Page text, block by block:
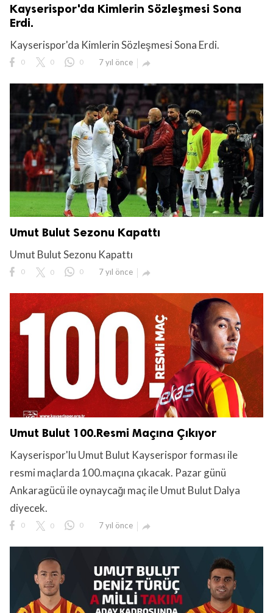
Kayserispor'da Kimlerin Sözleşmesi Sona
Erdi.
Kayserispor'da Kimlerin Sözleşmesi Sona Erdi.
0 0 0 7 yıl önce 
Umut Bulut Sezonu Kapattı
Umut Bulut Sezonu Kapattı
0 0 0 7 yıl önce 
Umut Bulut 100.Resmi Maçına Çıkıyor
Kayserispor'lu Umut Bulut Kayserispor forması ile
resmi maçlarda 100.maçına çıkacak. Pazar günü
Ankaragücü ile oynaycağı maç ile Umut Bulut Dalya
diyecek.
0 0 0 7 yıl önce 